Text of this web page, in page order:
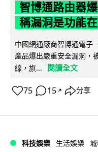
智博通路由器
稱漏洞是功能
中國網通廠商智博通電
產品爆出嚴重安全漏洞，
線，旗...
閱讀全文
75 15 ↗ 分享
科技娛樂 生活娛樂